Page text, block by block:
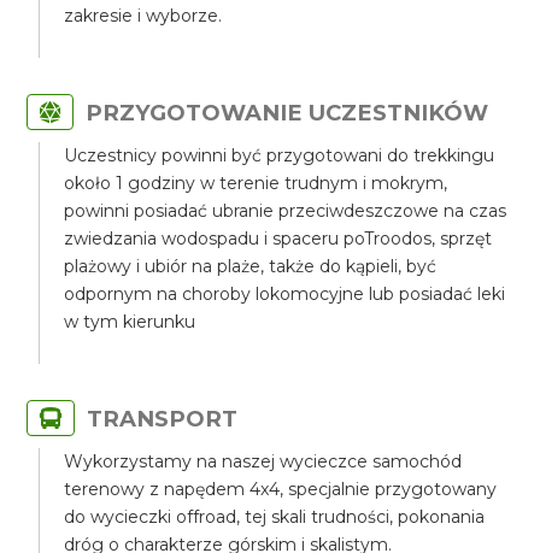
zakresie i wyborze.
PRZYGOTOWANIE UCZESTNIKÓW
Uczestnicy powinni być przygotowani do trekkingu
około 1 godziny w terenie trudnym i mokrym,
powinni posiadać ubranie przeciwdeszczowe na czas
zwiedzania wodospadu i spaceru poTroodos, sprzęt
plażowy i ubiór na plaże, także do kąpieli, być
odpornym na choroby lokomocyjne lub posiadać leki
w tym kierunku
TRANSPORT
Wykorzystamy na naszej wycieczce samochód
terenowy z napędem 4x4, specjalnie przygotowany
do wycieczki offroad, tej skali trudności, pokonania
dróg o charakterze górskim i skalistym.